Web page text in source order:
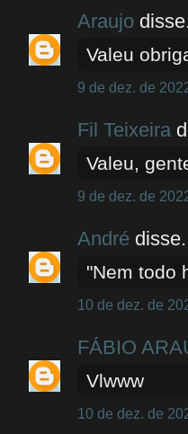
Araujo
Valeu
9 de dez. de
Fil Teixeira
Valeu,
9 de dez. de
André
"Nem todo
10 de dez. de
FÁBIO
Vlwww
10 de dez. de